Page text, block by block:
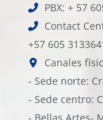
PBX: + 57
Contact
+57 605
Canales
- Sede norte:
- Sede centro: